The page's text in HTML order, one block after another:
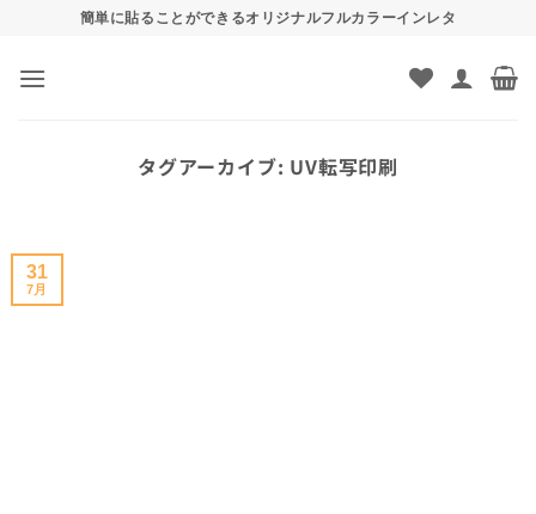
content
簡単に貼ることができるオリジナルフルカラーインレタ
タグアーカイブ: UV転写印刷
31
7月